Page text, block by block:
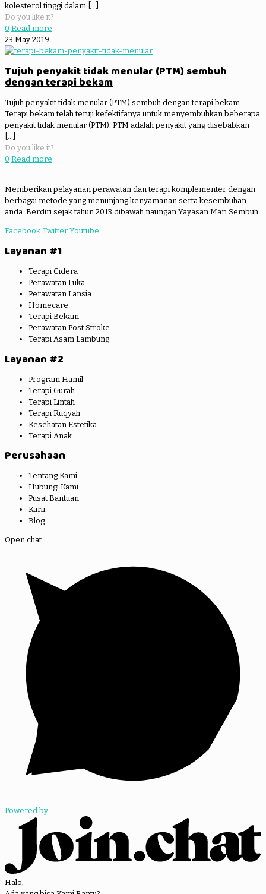
kolesterol tinggi dalam
Do you like it?
0 Read more
23 May 2019
Tujuh penyakit tidak menular (PTM) sembuh
dengan terapi bekam
Tujuh penyakit tidak menular (PTM) sembuh dengan terapi bekam
Terapi bekam telah teruji kefektifanya untuk menyembuhkan beberapa
penyakit tidak menular (PTM). PTM adalah penyakit yang disebabkan
Do you like it?
0 Read more
Memberikan pelayanan perawatan dan terapi komplementer dengan
berbagai metode yang menunjang kenyamanan serta kesembuhan
anda. Berdiri sejak tahun 2013 dibawah naungan Yayasan Mari Sembuh.
Facebook Twitter Youtube
Layanan #1
Terapi Cidera
Perawatan Luka
Perawatan Lansia
Homecare
Terapi Bekam
Perawatan Post Stroke
Terapi Asam Lambung
Layanan #2
Program Hamil
Terapi Gurah
Terapi Lintah
Terapi Ruqyah
Kesehatan Estetika
Terapi Anak
Perusahaan
Tentang Kami
Hubungi Kami
Pusat Bantuan
Karir
Blog
Open chat
Powered by
Halo,